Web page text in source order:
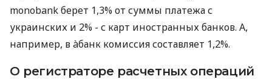
monobank берет 1,3% от суммы платежа с
украинских и 2% - с карт иностранных банков. А,
например, в àбанк комиссия составляет 1,2%.
О регистраторе расчетных операций